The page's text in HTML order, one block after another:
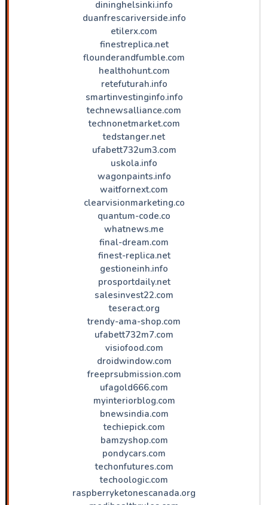
dininghelsinki.info
duanfrescariverside.info
etilerx.com
finestreplica.net
flounderandfumble.com
healthohunt.com
retefuturah.info
smartinvestinginfo.info
technewsalliance.com
technonetmarket.com
tedstanger.net
ufabett732um3.com
uskola.info
wagonpaints.info
waitfornext.com
clearvisionmarketing.co
quantum-code.co
whatnews.me
final-dream.com
finest-replica.net
gestioneinh.info
prosportdaily.net
salesinvest22.com
teseract.org
trendy-ama-shop.com
ufabett732m7.com
visiofood.com
droidwindow.com
freeprsubmission.com
ufagold666.com
myinteriorblog.com
bnewsindia.com
techiepick.com
bamzyshop.com
pondycars.com
techonfutures.com
techoologic.com
raspberryketonescanada.org